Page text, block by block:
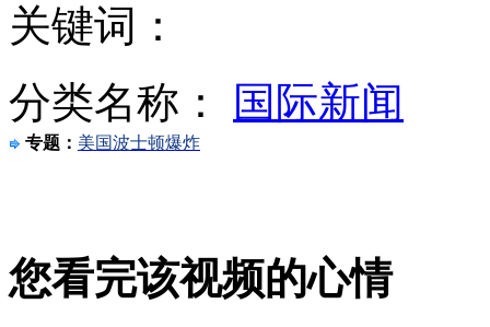
爆炸致使波士顿政府中断手机通讯 地铁封闭
关键词：
分类名称：
国际新闻
专题： 美国波士顿爆炸
您看完该视频的心情